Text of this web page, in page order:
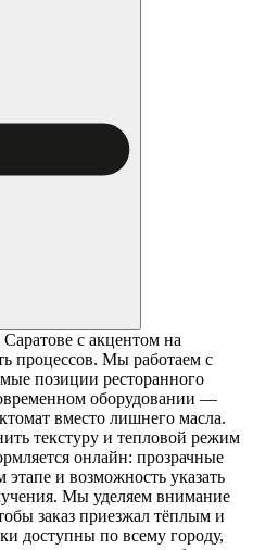
с акцентом на
процессов. Мы работаем с
позиции ресторанного
оборудовании —
вместо лишнего масла.
текстуру и тепловой режим
онлайн: прозрачные
и возможность указать
Мы уделяем внимание
заказ приезжал тёплым и
доступны по всему городу,